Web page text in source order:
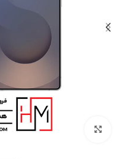
بزرگنمایی تصویر